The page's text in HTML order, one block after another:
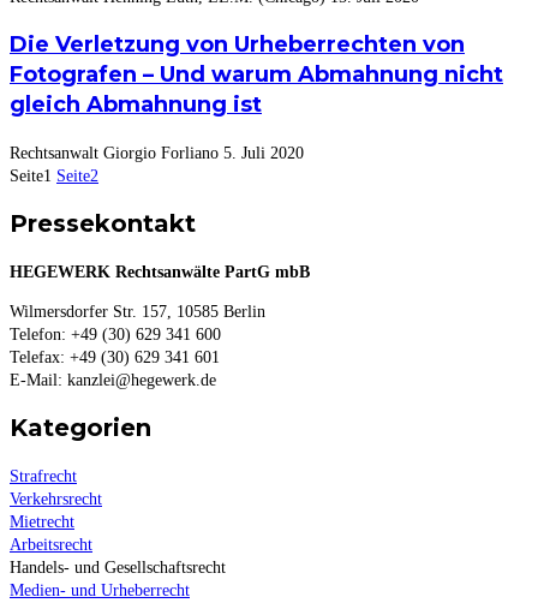
Die Verletzung von Urheberrechten von
Fotografen – Und warum Abmahnung nicht
gleich Abmahnung ist
Rechtsanwalt Giorgio Forliano 5. Juli 2020
Seite1 Seite2
Pressekontakt
HEGEWERK Rechtsanwälte PartG mbB
Wilmersdorfer Str. 157, 10585 Berlin
Telefon: +49 (30) 629 341 600
Telefax: +49 (30) 629 341 601
E-Mail: kanzlei@hegewerk.de
Kategorien
Strafrecht
Verkehrsrecht
Mietrecht
Arbeitsrecht
Handels- und Gesellschaftsrecht
Medien- und Urheberrecht